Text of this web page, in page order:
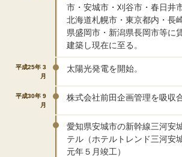
市・安城市・刈谷市・春日井
北海道札幌市・東京都内・長
県盛岡市・新潟県長岡市等に
建築し現在に至る。
平成25年 3
月
太陽光発電を開始。
平成30年 9
月
株式会社前田企画管理を吸収合
愛知県安城市の新幹線三河安
テル（ホテルトレンド三河安
元年５月竣工）